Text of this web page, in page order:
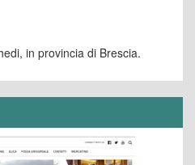
in provincia di Brescia.